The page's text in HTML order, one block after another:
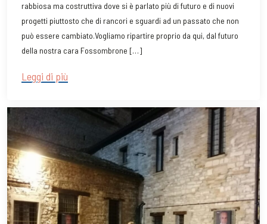
rabbiosa ma costruttiva dove si è parlato più di futuro e di nuovi
progetti piuttosto che di rancori e sguardi ad un passato che non
può essere cambiato.Vogliamo ripartire proprio da qui, dal futuro
della nostra cara Fossombrone […]
Leggi di più